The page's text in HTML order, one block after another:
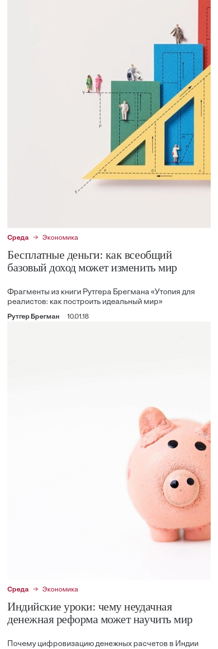
Среда Экономика
Бесплатные деньги: как всеобщий
базовый доход может изменить мир
Фрагменты из книги Рутгера Брегмана «Утопия для
реалистов: как построить идеальный мир»
Рутгер Брегман 10.01.18
Среда Экономика
Индийские уроки: чему неудачная
денежная реформа может научить мир
Почему цифровизацию денежных расчетов в Индии